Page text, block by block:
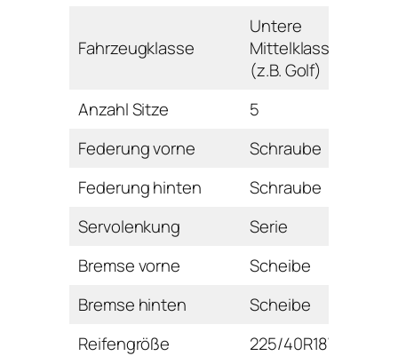
Fahrzeugklasse
Untere
Mittelklasse
(z.B. Golf)
Anzahl Sitze
5
Federung vorne
Schraube
Federung hinten
Schraube
Servolenkung
Serie
Bremse vorne
Scheibe
Bremse hinten
Scheibe
Reifengröße
225/40R18W